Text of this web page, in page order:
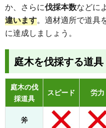
か、さらに伐採本数などに
違います。適材適所で道具
に達成しましょう。
庭木を伐採する道具
庭木の伐
採道具
スピード 労力
斧